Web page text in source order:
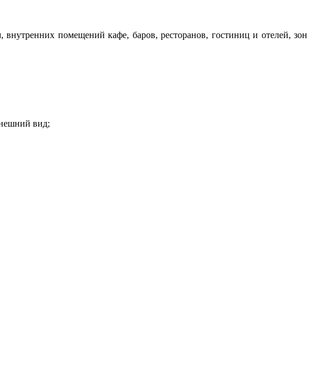
помещений кафе, баров, ресторанов, гостиниц и отелей, зон
вид;